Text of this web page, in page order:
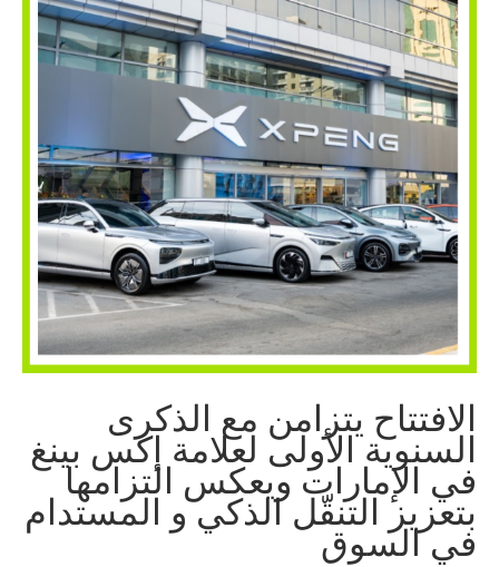
الافتتاح يتزامن مع الذكرى
السنوية الأولى لعلامة إكس بينغ
في الإمارات ويعكس التزامها
بتعزيز التنقّل الذكي و المستدام
في السوق